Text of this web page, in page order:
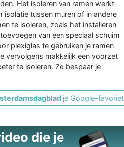
Het isoleren van ramen werkt
tussen muren of in andere
te isoleren, zoals het installeren
van een speciaal schuim
plexiglas te gebruiken je ramen
vervolgens makkelijk een voorzet
te isoleren. Zo bespaar je
je Google-favoriet
die je